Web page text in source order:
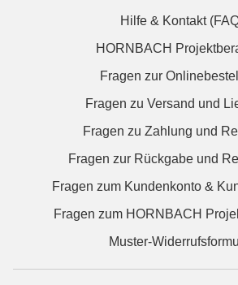
Hilfe & Kontakt
HORNBACH
Fragen zur
Fragen zu Versand und
Fragen zu Zahlung und
Fragen zur Rückgabe und
Fragen zum Kundenkonto &
Fragen zum HORNBACH
Muster-